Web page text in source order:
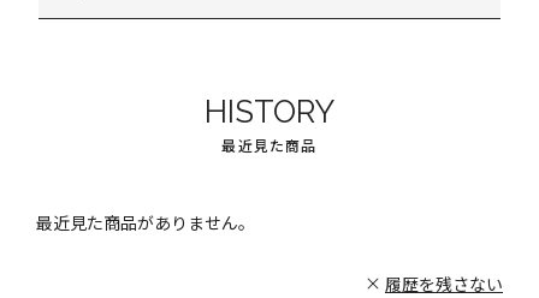
HISTORY
最近見た商品
最近見た商品がありません。
履歴を残さない